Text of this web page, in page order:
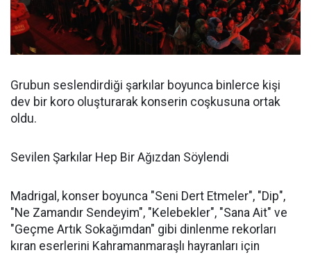
Grubun seslendirdiği şarkılar boyunca binlerce kişi
dev bir koro oluşturarak konserin coşkusuna ortak
oldu.
Sevilen Şarkılar Hep Bir Ağızdan Söylendi
Madrigal, konser boyunca "Seni Dert Etmeler", "Dip",
"Ne Zamandır Sendeyim", "Kelebekler", "Sana Ait" ve
"Geçme Artık Sokağımdan" gibi dinlenme rekorları
kıran eserlerini Kahramanmaraşlı hayranları için